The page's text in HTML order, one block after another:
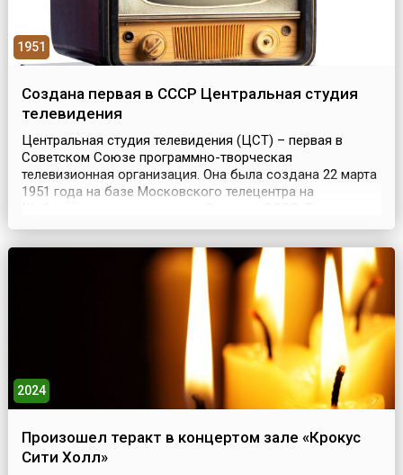
1951
Создана первая в СССР Центральная студия
телевидения
Центральная студия телевидения (ЦСТ) – первая в
Советском Союзе программно-творческая
телевизионная организация. Она была создана 22 марта
1951 года на базе Московского телецентра на
сначала осуществляла ежедневное телевещание на
телевидение стало многоканальным, а в конце 1950-х
2024
Произошел теракт в концертом зале «Крокус
Сити Холл»